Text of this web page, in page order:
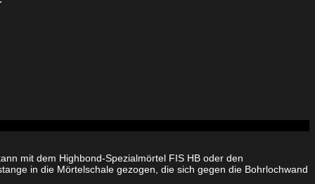
mit dem Highbond-Spezialmörtel FIS HB oder den
in die Mörtelschale gezogen, die sich gegen die Bohrlochwand